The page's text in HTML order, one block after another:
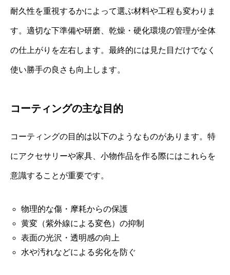
耐久性を重視するかによって選ぶ材料や工程も変わりま
す。適切な下準備や研磨、乾燥・硬化環境の管理が全体
の仕上がりを左右します。最終的には見た目だけでなく
使い勝手の良さも向上します。
コーティングの主な目的
コーティングの目的は以下のようなものがあります。特
にアクセサリーや家具、小物作品を作る際にはこれらを
意識することが重要です。
物理的な傷・摩耗からの保護
黄変（紫外線による変色）の抑制
表面の光沢・透明感の向上
水や汚れなどによる劣化を防ぐ